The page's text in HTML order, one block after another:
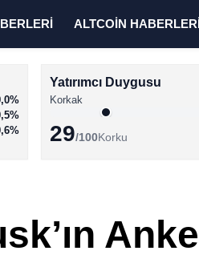
ALTCOİN
Yatırımcı Duygusu
Korkak
29/100Korku